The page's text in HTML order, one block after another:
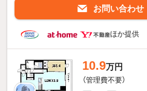
お問い合わせ
ほか提供
10.9万円
（管理費不要）